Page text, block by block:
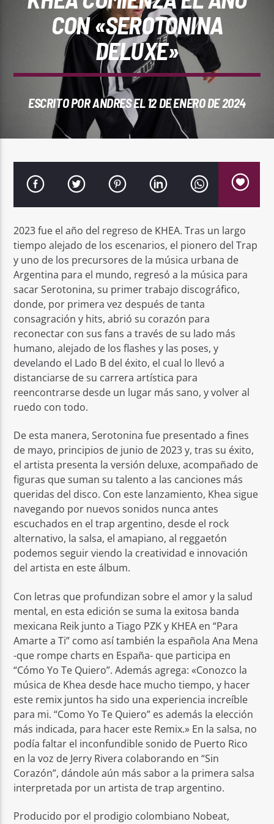
REPRODUCTOR WEB
0:00
CON «SEROTONINA
DELUXE»
ESCRITO PORANDRESEL 12 DE ENERO DE 2024
2023 fue el año del regreso de KHEA. Tras un largo
tiempo alejado de los escenarios, el pionero del Trap
y uno de los precursores de la música urbana de
Argentina para el mundo, regresó a la música para
sacar Serotonina, su primer trabajo discográfico,
donde, por primera vez después de tanta
consagración y hits, abrió su corazón para
reconectar con sus fans a través de su lado más
humano, alejado de los flashes y las poses, y
develando el Lado B del éxito, el cual lo llevó a
distanciarse de su carrera artística para
reencontrarse desde un lugar más sano, y volver al
ruedo con todo.
De esta manera, Serotonina fue presentado a fines
de mayo, principios de junio de 2023 y, tras su éxito,
el artista presenta la versión deluxe, acompañado de
figuras que suman su talento a las canciones más
queridas del disco. Con este lanzamiento, Khea sigue
navegando por nuevos sonidos nunca antes
escuchados en el trap argentino, desde el rock
alternativo, la salsa, el amapiano, al reggaetón
podemos seguir viendo la creatividad e innovación
del artista en este álbum.
Con letras que profundizan sobre el amor y la salud
mental, en esta edición se suma la exitosa banda
mexicana Reik junto a Tiago PZK y KHEA en “Para
Amarte a Ti” como así también la española Ana Mena
-que rompe charts en España- que participa en
“Cómo Yo Te Quiero”. Además agrega: «Conozco la
música de Khea desde hace mucho tiempo, y hacer
este remix juntos ha sido una experiencia increíble
para mi. “Como Yo Te Quiero” es además la elección
más indicada, para hacer este Remix.» En la salsa, no
podía faltar el inconfundible sonido de Puerto Rico
en la voz de Jerry Rivera colaborando en “Sin
Corazón”, dándole aún más sabor a la primera salsa
interpretada por un artista de trap argentino.
Producido por el prodigio colombiano Nobeat,